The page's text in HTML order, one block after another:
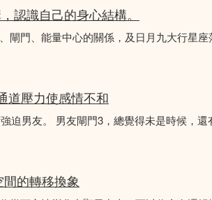
認識自己的身心結構。
閘門、能量中心的關係，及日月九大行星座
道壓力使感情不和
迫男友。 男友閘門3，總覺得未是時候，還
的轉移換象